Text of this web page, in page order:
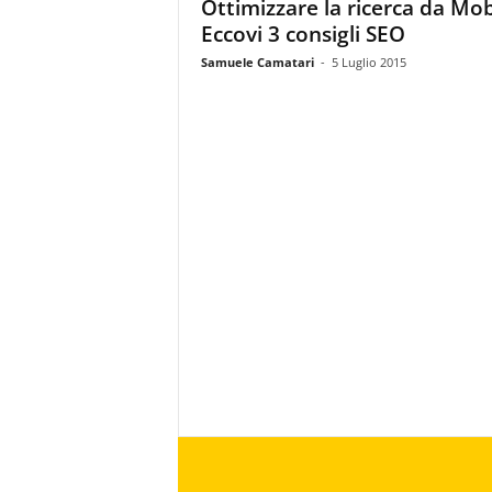
Ottimizzare la ricerca da
Eccovi 3 consigli SEO
Samuele Camatari - 5 Luglio 2015